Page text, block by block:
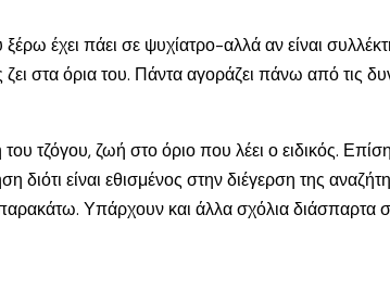
έχει πάει σε ψυχίατρο-αλλά αν είναι
στα όρια του. Πάντα αγοράζει πάνω από τις
τζόγου, ζωή στο όριο που λέει ο ειδικός.
διότι είναι εθισμένος στην διέγερση της
Υπάρχουν και άλλα σχόλια διάσπαρτα